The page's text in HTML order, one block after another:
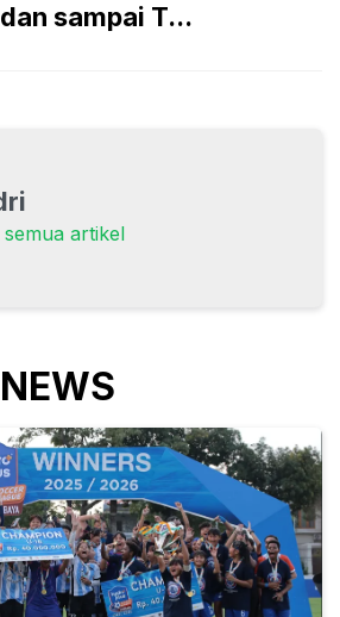
sampai T...
semua artikel